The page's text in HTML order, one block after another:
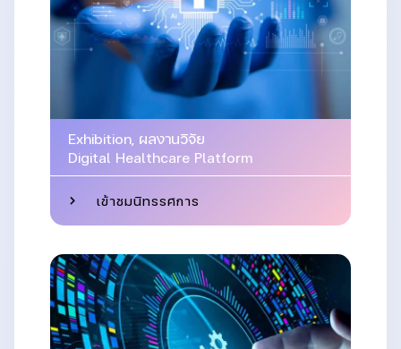
Exhibition, ผลงานวิจัย
Digital Healthcare Platform
เข้าชมนิทรรศการ